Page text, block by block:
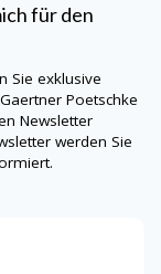
für den
Sie exklusive
Gaertner Poetschke
Newsletter
werden Sie